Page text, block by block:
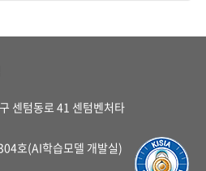
센텀동로 41 센텀벤처타
호(AI학습모델 개발실)